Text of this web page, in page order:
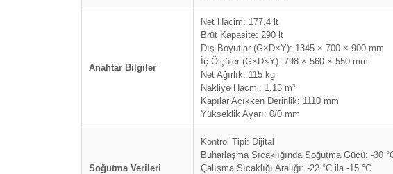
Anahtar Bilgiler
Net Hacim: 177,4 lt
Brüt Kapasite: 290 lt
Dış Boyutlar (G×D×Y): 1345 × 700 × 900 mm
İç Ölçüler (G×D×Y): 798 × 560 × 550 mm
Net Ağırlık: 115 kg
Nakliye Hacmi: 1,13 m³
Kapılar Açıkken Derinlik: 1110 mm
Yükseklik Ayarı: 0/0 mm
Soğutma Verileri
Kontrol Tipi: Dijital
Buharlaşma Sıcaklığında Soğutma Gücü: -30
Çalışma Sıcaklığı Aralığı: -22 °C ila -15 °C